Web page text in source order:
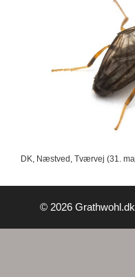
DK, Næstved, Tværvej (31.
© 2026 Grathwohl.dk